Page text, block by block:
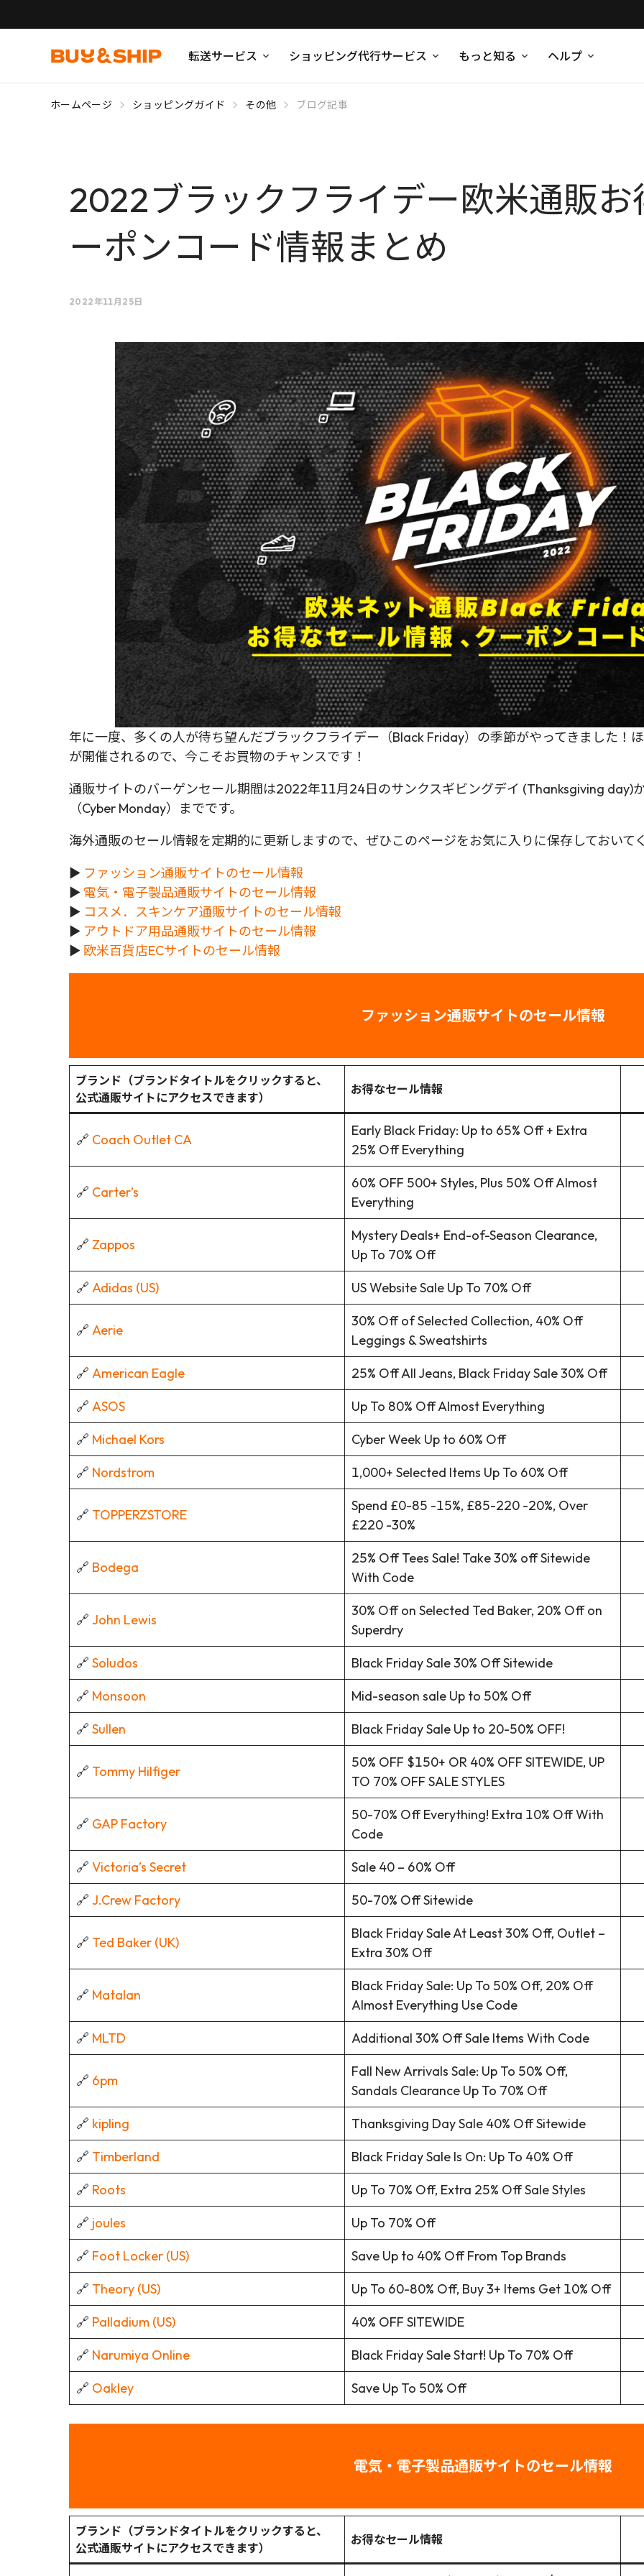
転送サービス ショッピング代行サービス もっと知る ヘルプ
ホームページ ショッピングガイド その他 ブログ記事
2022ブラックフライデー欧米通販お
ーポンコード情報まとめ
2022年11月25日
年に一度、多くの人が待ち望んだブラックフライデー（Black Friday）の季節がやってきました！
が開催されるので、今こそお買物のチャンスです！
通販サイトのバーゲンセール期間は2022年11月24日のサンクスギビングデイ (Thanksgiving day)
（Cyber Monday）までです。
海外通販のセール情報を定期的に更新しますので、ぜひこのページをお気に入りに保存しておいて
► ファッション通販サイトのセール情報
► 電気・電子製品通販サイトのセール情報
► コスメ．スキンケア通販サイトのセール情報
► アウトドア用品通販サイトのセール情報
► 欧米百貨店ECサイトのセール情報
ファッション通販サイトのセール情報
ブランド（ブランドタイトルをクリックすると、
公式通販サイトにアクセスできます）
お得なセール情報
🔗 Coach Outlet CA
Early Black Friday: Up to 65% Off + Extra
25% Off Everything
🔗 Carter’s
60% OFF 500+ Styles, Plus 50% Off Almost
Everything
🔗 Zappos
Mystery Deals+ End-of-Season Clearance,
Up To 70% Off
🔗 Adidas (US) US Website Sale Up To 70% Off
🔗 Aerie
30% Off of Selected Collection, 40% Off
Leggings & Sweatshirts
🔗 American Eagle 25% Off All Jeans, Black Friday Sale 30% Off
🔗 ASOS Up To 80% Off Almost Everything
🔗 Michael Kors Cyber Week Up to 60% Off
🔗 Nordstrom 1,000+ Selected Items Up To 60% Off
🔗 TOPPERZSTORE
Spend £0-85 -15%, £85-220 -20%, Over
£220 -30%
🔗 Bodega
25% Off Tees Sale! Take 30% off Sitewide
With Code
🔗 John Lewis
30% Off on Selected Ted Baker, 20% Off on
Superdry
🔗 Soludos Black Friday Sale 30% Off Sitewide
🔗 Monsoon Mid-season sale Up to 50% Off
🔗 Sullen Black Friday Sale Up to 20-50% OFF!
🔗 Tommy Hilfiger
50% OFF $150+ OR 40% OFF SITEWIDE, UP
TO 70% OFF SALE STYLES
🔗 GAP Factory
50-70% Off Everything! Extra 10% Off With
Code
🔗 Victoria’s Secret Sale 40 – 60% Off
🔗 J.Crew Factory 50-70% Off Sitewide
🔗 Ted Baker (UK)
Black Friday Sale At Least 30% Off, Outlet –
Extra 30% Off
🔗 Matalan
Black Friday Sale: Up To 50% Off, 20% Off
Almost Everything Use Code
🔗 MLTD Additional 30% Off Sale Items With Code
🔗 6pm
Fall New Arrivals Sale: Up To 50% Off,
Sandals Clearance Up To 70% Off
🔗 kipling Thanksgiving Day Sale 40% Off Sitewide
🔗 Timberland Black Friday Sale Is On: Up To 40% Off
🔗 Roots Up To 70% Off, Extra 25% Off Sale Styles
🔗 joules Up To 70% Off
🔗 Foot Locker (US) Save Up to 40% Off From Top Brands
🔗 Theory (US) Up To 60-80% Off, Buy 3+ Items Get 10% Off
🔗 Palladium (US) 40% OFF SITEWIDE
🔗 Narumiya Online Black Friday Sale Start! Up To 70% Off
🔗 Oakley Save Up To 50% Off
電気・電子製品通販サイトのセール情報
ブランド（ブランドタイトルをクリックすると、
公式通販サイトにアクセスできます）
お得なセール情報